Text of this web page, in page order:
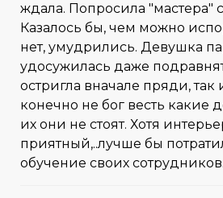
ждала. Попросила "мастера"
Казалось бы, чем можно
нет, умудрились. Девушка
удосужилась даже
остригла вначале пряди, так
конечно не бог весть какие
их они не стоят. Хотя
приятный,..лучше бы
обучение своих сотрудников.